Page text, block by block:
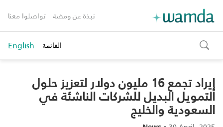
نبذة عن ومضة تواصلوا معنا
toggle
search
القائمة English
إيراد تجمع 16 مليون دولار لتعزيز حلول
التمويل البديل للشركات الناشئة في
السعودية والخليج